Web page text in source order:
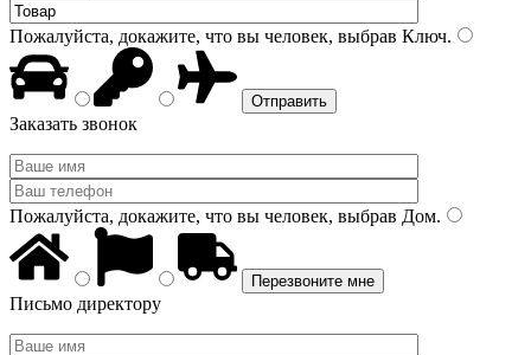
Пожалуйста, докажите, что вы человек, выбрав Ключ.
Заказать звонок
Пожалуйста, докажите, что вы человек, выбрав Дом.
Письмо директору